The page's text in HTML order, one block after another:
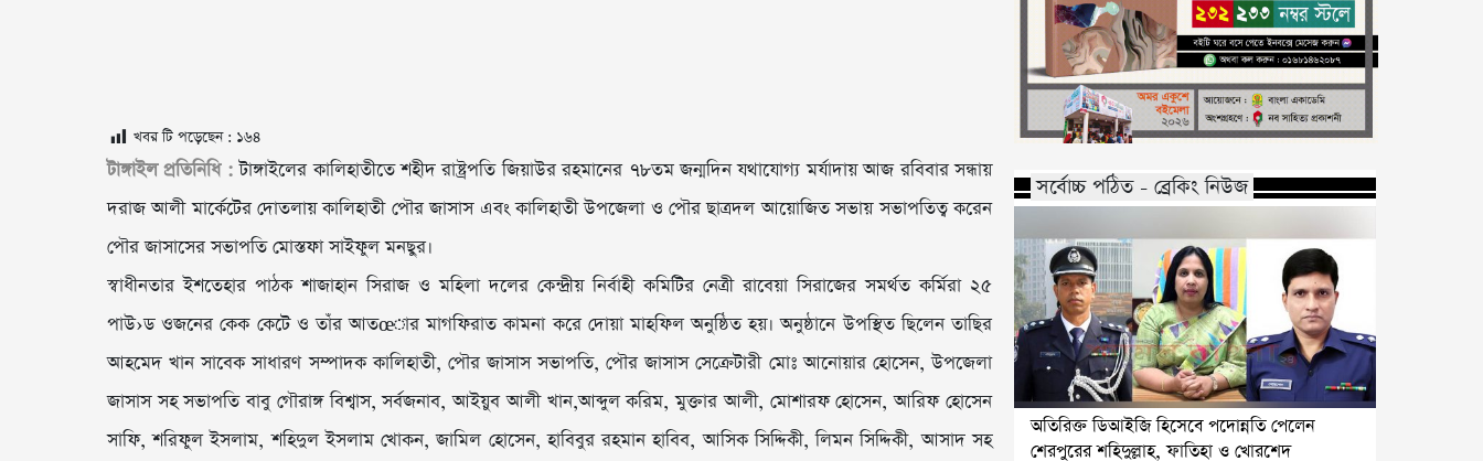
খবর টি পড়েছেন : ১৬৪
টাঙ্গাইল প্রতিনিধি : টাঙ্গাইলের কালিহাতীতে শহীদ রাষ্ট্রপতি জিয়াউর রহমানের ৭৮তম জন্মদিন যথাযোগ্য মর্যাদায় আজ রবিবার সন্ধায়
দরাজ আলী মার্কেটের দোতলায় কালিহাতী পৌর জাসাস এবং কালিহাতী উপজেলা ও পৌর ছাত্রদল আয়োজিত সভায় সভাপতিত্ব করেন
পৌর জাসাসের সভাপতি মোস্তফা সাইফুল মনছুর।
স্বাধীনতার ইশতেহার পাঠক শাজাহান সিরাজ ও মহিলা দলের কেন্দ্রীয় নির্বাহী কমিটির নেত্রী রাবেয়া সিরাজের সমর্থত কর্মিরা ২৫
পাউ›ড ওজনের কেক কেটে ও তাঁর আতœার মাগফিরাত কামনা করে দোয়া মাহফিল অনুষ্ঠিত হয়। অনুষ্ঠানে উপস্থিত ছিলেন তাছির
আহমেদ খান সাবেক সাধারণ সম্পাদক কালিহাতী, পৌর জাসাস সভাপতি, পৌর জাসাস সেক্রেটারী মোঃ আনোয়ার হোসেন, উপজেলা
জাসাস সহ সভাপতি বাবু গৌরাঙ্গ বিশ্বাস, সর্বজনাব, আইয়ুব আলী খান,আব্দুল করিম, মুক্তার আলী, মোশারফ হোসেন, আরিফ হোসেন
সাফি, শরিফুল ইসলাম, শহিদুল ইসলাম খোকন, জামিল হোসেন, হাবিবুর রহমান হাবিব, আসিক সিদ্দিকী, লিমন সিদ্দিকী, আসাদ সহ
সর্বোচ্চ পঠিত - ব্রেকিং নিউজ
অতিরিক্ত ডিআইজি হিসেবে পদোন্নতি পেলেন
শেরপুরের শহিদুল্লাহ, ফাতিহা ও খোরশেদ